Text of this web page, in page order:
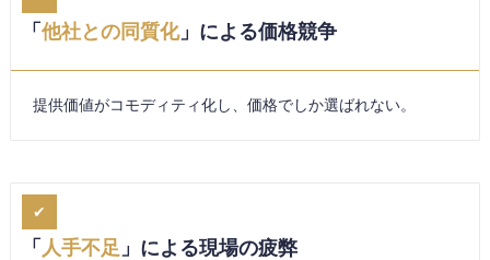
「 他社との同質化」による価格競争
提供価値がコモディティ化し、価格でしか選ばれない。
✔︎
「 人手不足 」による現場の疲弊